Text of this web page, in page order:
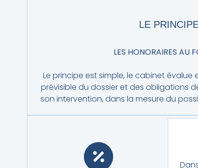
LE
LES HONORAIRES AU
Le principe est simple, le cabinet
prévisible du dossier et des obligations
son intervention, dans la mesure du